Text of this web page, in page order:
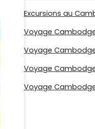
Excursions au
Voyage
Voyage
Voyage
Voyage